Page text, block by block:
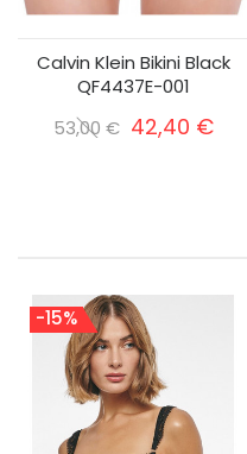
Calvin Klein Bikini Black
QF4437E-001
53,00 € 42,40 €
-15%